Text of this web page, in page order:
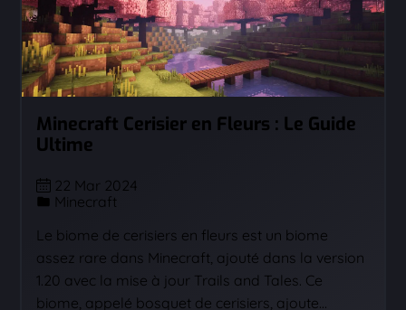
Minecraft Cerisier en Fleurs : Le Guide
Ultime
22 Mar 2024
Minecraft
Le biome de cerisiers en fleurs est un biome
assez rare dans Minecraft, ajouté dans la version
1.20 avec la mise à jour Trails and Tales. Ce
biome, appelé bosquet de cerisiers, ajoute…